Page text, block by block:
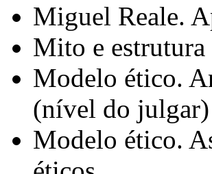
Miguel Reale.
Mito e estrutura
Modelo ético.
(nível do julgar)
Modelo ético.